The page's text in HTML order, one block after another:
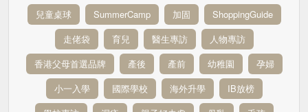
兒童桌球 SummerCamp 加固
ShoppingGuide
走佬袋
育兒 醫生專訪
人物專訪
香港父母首選品牌
產後 產前 幼稚園
孕婦
小一入學
國際學校 海外升學
IB放榜